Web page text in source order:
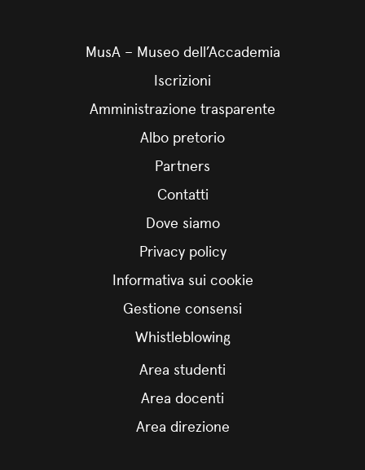
MusA – Museo dell’Accademia
Iscrizioni
Amministrazione trasparente
Albo pretorio
Partners
Contatti
Dove siamo
Privacy policy
Informativa sui cookie
Gestione consensi
Whistleblowing
Area studenti
Area docenti
Area direzione